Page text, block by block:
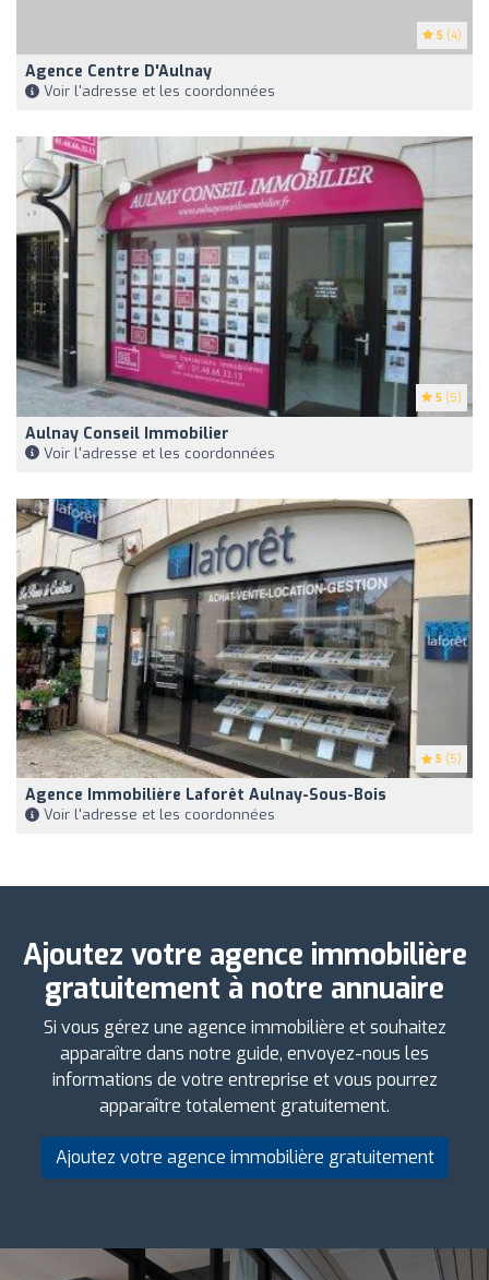
5 (4)
Agence Centre D'Aulnay
Voir l'adresse et les coordonnées
5 (5)
Aulnay Conseil Immobilier
Voir l'adresse et les coordonnées
5 (5)
Agence Immobilière Laforêt Aulnay-Sous-Bois
Voir l'adresse et les coordonnées
Ajoutez votre agence immobilière
gratuitement à notre annuaire
Si vous gérez une agence immobilière et souhaitez
apparaître dans notre guide, envoyez-nous les
informations de votre entreprise et vous pourrez
apparaître totalement gratuitement.
Ajoutez votre agence immobilière gratuitement